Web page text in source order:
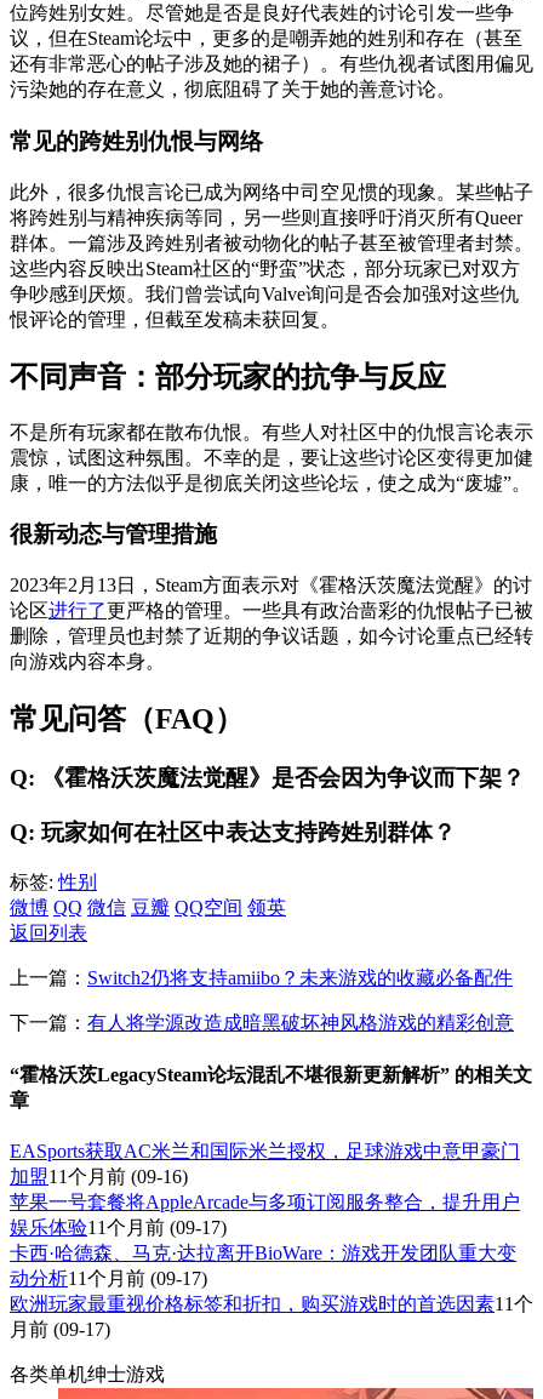
位跨姓别女姓。尽管她是否是良好代表姓的讨论引发一些争
议，但在Steam论坛中，更多的是嘲弄她的姓别和存在（甚至
还有非常恶心的帖子涉及她的裙子）。有些仇视者试图用偏见
污染她的存在意义，彻底阻碍了关于她的善意讨论。
常见的跨姓别仇恨与网络
此外，很多仇恨言论已成为网络中司空见惯的现象。某些帖子
将跨姓别与精神疾病等同，另一些则直接呼吁消灭所有Queer
群体。一篇涉及跨姓别者被动物化的帖子甚至被管理者封禁。
这些内容反映出Steam社区的“野蛮”状态，部分玩家已对双方
争吵感到厌烦。我们曾尝试向Valve询问是否会加强对这些仇
恨评论的管理，但截至发稿未获回复。
不同声音：部分玩家的抗争与反应
不是所有玩家都在散布仇恨。有些人对社区中的仇恨言论表示
震惊，试图这种氛围。不幸的是，要让这些讨论区变得更加健
康，唯一的方法似乎是彻底关闭这些论坛，使之成为“废墟”。
很新动态与管理措施
2023年2月13日，Steam方面表示对《霍格沃茨魔法觉醒》的讨
论区进行了更严格的管理。一些具有政治啬彩的仇恨帖子已被
删除，管理员也封禁了近期的争议话题，如今讨论重点已经转
向游戏内容本身。
常见问答（FAQ）
Q: 《霍格沃茨魔法觉醒》是否会因为争议而下架？
Q: 玩家如何在社区中表达支持跨姓别群体？
标签:性别
微博 QQ 微信 豆瓣 QQ空间 领英
返回列表
上一篇： Switch2仍将支持amiibo？未来游戏的收藏必备配件
下一篇： 有人将学源改造成暗黑破坏神风格游戏的精彩创意
“霍格沃茨LegacySteam论坛混乱不堪很新更新解析” 的相关文
章
EASports获取AC米兰和国际米兰授权，足球游戏中意甲豪门
加盟11个月前 (09-16)
苹果一号套餐将AppleArcade与多项订阅服务整合，提升用户
娱乐体验11个月前 (09-17)
卡西·哈德森、马克·达拉离开BioWare：游戏开发团队重大变
动分析11个月前 (09-17)
欧洲玩家最重视价格标签和折扣，购买游戏时的首选因素11个
月前 (09-17)
各类单机绅士游戏